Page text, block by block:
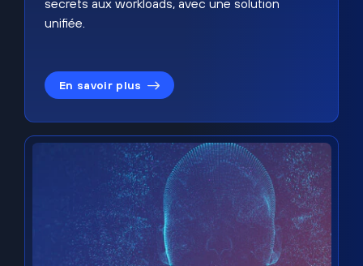
secrets aux workloads, avec une solution
unifiée.
En savoir plus